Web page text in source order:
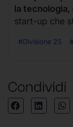
la
start-up che
#Divisione 25
Condividi